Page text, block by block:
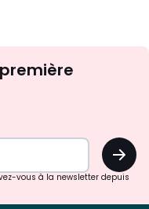
première
OK
vous à la newsletter depuis